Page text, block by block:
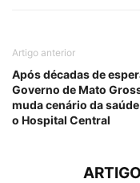
Artigo anterior
Após décadas de
Governo de Mato
muda cenário da
o Hospital Central